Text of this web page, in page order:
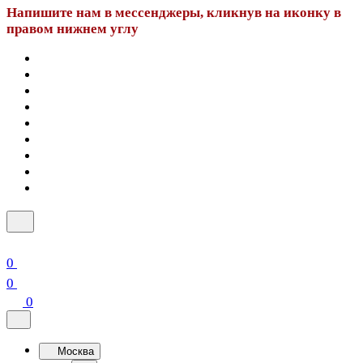
Напишите нам в мессенджеры, кликнув на иконку в
правом нижнем углу
0
0
0
Москва